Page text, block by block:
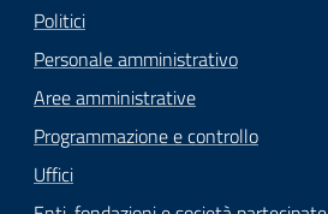
Politici
Personale amministrativo
Aree amministrative
Programmazione e controllo
Uffici